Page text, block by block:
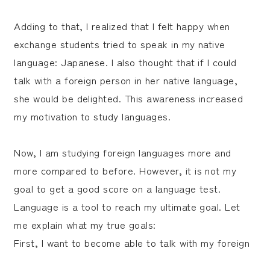
Adding to that, I realized that I felt happy when
exchange students tried to speak in my native
language: Japanese. I also thought that if I could
talk with a foreign person in her native language,
she would be delighted. This awareness increased
my motivation to study languages.
Now, I am studying foreign languages more and
more compared to before. However, it is not my
goal to get a good score on a language test.
Language is a tool to reach my ultimate goal. Let
me explain what my true goals:
First, I want to become able to talk with my foreign